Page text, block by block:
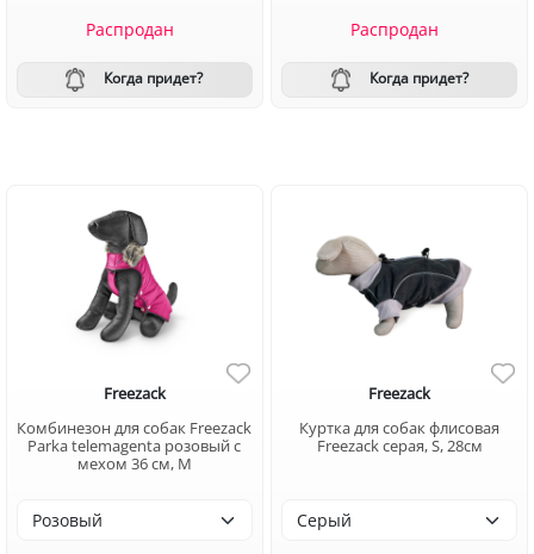
Распродан
Когда придет?
Распродан
Когда придет?
Freezack
Комбинезон для собак Freezack
Parka telemagenta розовый с
мехом 36 см, M
Freezack
Куртка для собак флисовая
Freezack серая, S, 28см